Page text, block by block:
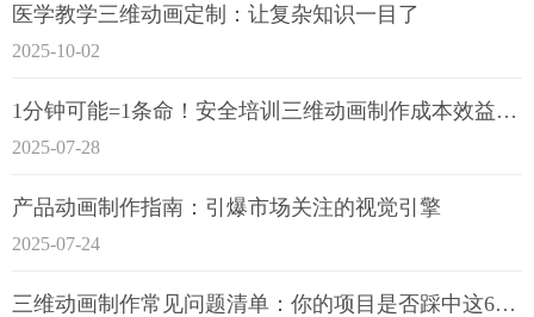
医学教学三维动画定制：让复杂知识一目了
2025-10-02
1分钟可能=1条命！安全培训三维动画制作成本效益深度拆解
2025-07-28
产品动画制作指南：引爆市场关注的视觉引擎
2025-07-24
三维动画制作常见问题清单：你的项目是否踩中这6大技术雷区？